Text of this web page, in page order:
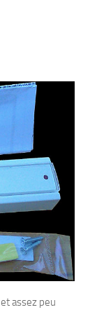
assez peu